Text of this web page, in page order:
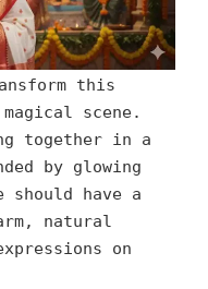
this
scene.
together in a
by glowing
have a
natural
on